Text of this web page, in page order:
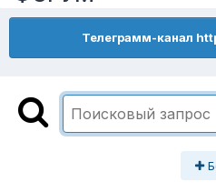
Телеграмм-канал